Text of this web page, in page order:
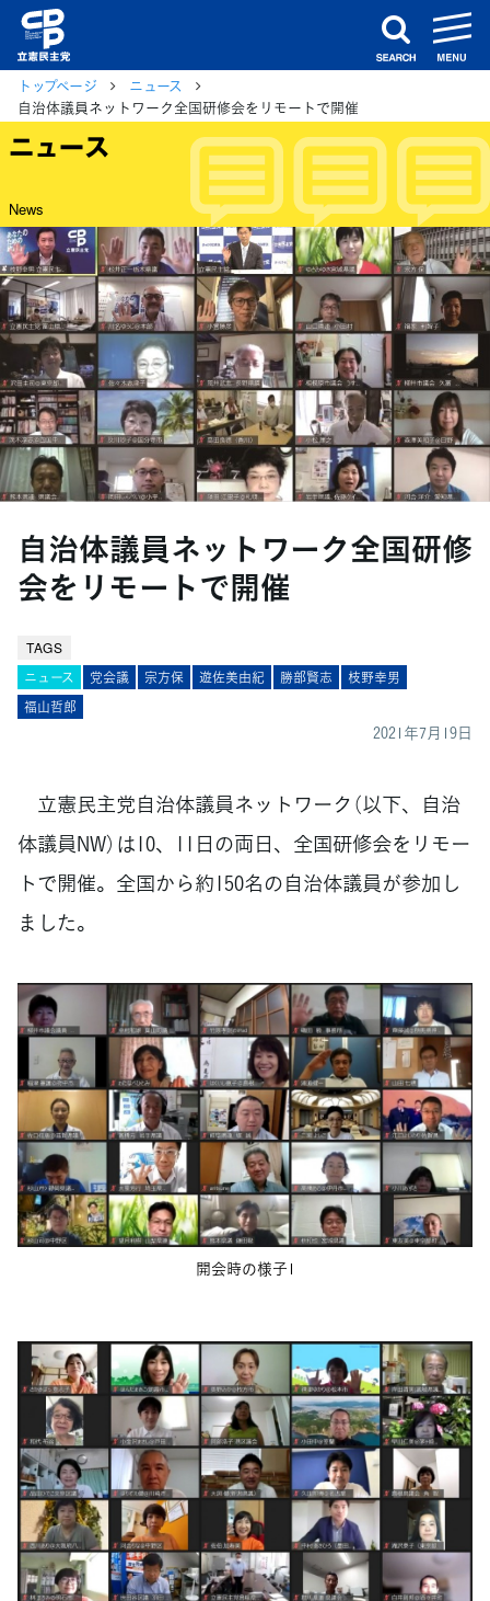
search
トップページ
ニュース
自治体議員ネットワーク全国研修会をリモートで開催
ニュース
News
自治体議員ネットワーク全国研修
会をリモートで開催
TAGS
ニュース 党会議 宗方保 遊佐美由紀 勝部賢志
枝野幸男
福山哲郎
2021年7月19日
立憲民主党自治体議員ネットワーク（以下、自治
体議員NW）は10、11日の両日、全国研修会をリモー
トで開催。全国から約150名の自治体議員が参加し
ました。
開会時の様子1